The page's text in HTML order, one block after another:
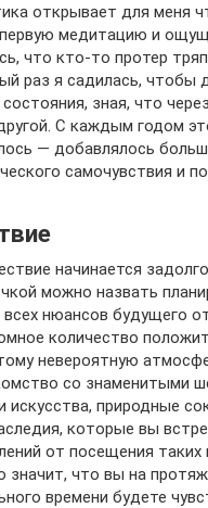
открывает для меня
медитацию и
что кто-то протер
раз я садилась, чтобы
зная, что
С каждым годом
— добавлялось
самочувствия и
начинается
можно назвать
нюансов будущего
количество
невероятную
со знаменитыми
искусства, природные
которые вы
от посещения таких
значит, что вы на
времени будете